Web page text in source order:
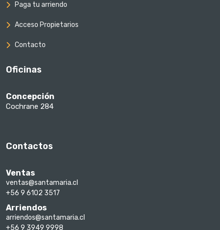
Paga tu arriendo
Acceso Propietarios
Contacto
Oficinas
Concepción
Cochrane 284
Contactos
Ventas
ventas@santamaria.cl
+56 9 6102 3517
Arriendos
arriendos@santamaria.cl
+56 9 3949 9998